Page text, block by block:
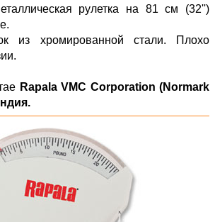
рулетка на 81 см (32'')
из хромированной стали. Плохо
Rapala VMC Corporation (Normark
.